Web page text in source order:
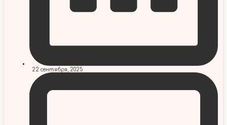
22 сентября, 2025